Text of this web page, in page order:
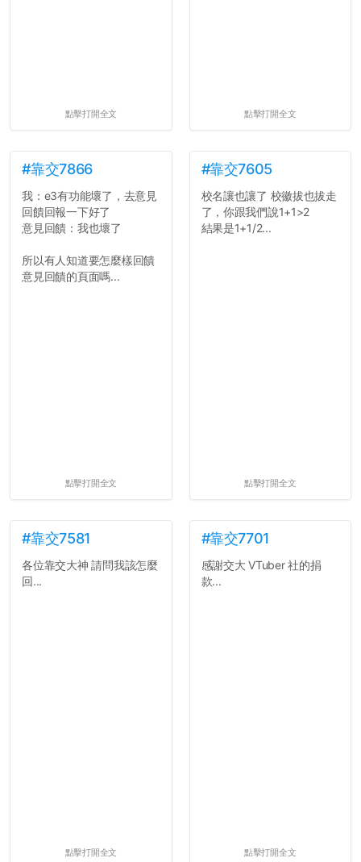
點擊打開全文 點擊打開全文
#靠交7866
我：e3有功能壞了，去意見
回饋回報一下好了
意見回饋：我也壞了
所以有人知道要怎麼樣回饋
意見回饋的頁面嗎...
點擊打開全文
#靠交7605
校名讓也讓了 校徽拔也拔走
了，你跟我們說1+1>2
結果是1+1/2...
點擊打開全文
#靠交7581
各位靠交大神 請問我該怎麼
回...
點擊打開全文
#靠交7701
感謝交大 VTuber 社的捐
款...
點擊打開全文